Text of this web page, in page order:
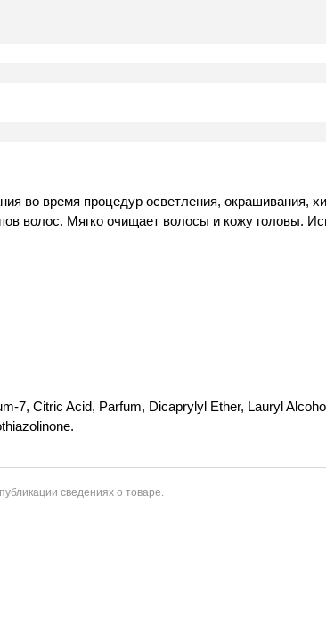
во время процедур осветления, окрашивания,
волос. Мягко очищает волосы и кожу головы.
7, Citric Acid, Parfum, Dicaprylyl Ether, Lauryl
сведениях о товаре.